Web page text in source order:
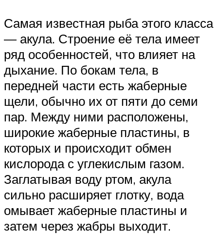
Самая известная рыба этого класса
— акула. Строение её тела имеет
ряд особенностей, что влияет на
дыхание. По бокам тела, в
передней части есть жаберные
щели, обычно их от пяти до семи
пар. Между ними расположены,
широкие жаберные пластины, в
которых и происходит обмен
кислорода с углекислым газом.
Заглатывая воду ртом, акула
сильно расширяет глотку, вода
омывает жаберные пластины и
затем через жабры выходит.